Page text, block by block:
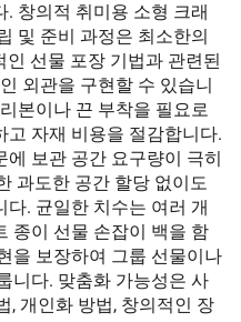
창의적 취미용 소형 크래
및 준비 과정은 최소한의
선물 포장 기법과 관련된
외관을 구현할 수 있습니
본이나 끈 부착을 필요로
자재 비용을 절감합니다.
보관 공간 요구량이 극히
과도한 공간 할당 없이도
. 균일한 치수는 여러 개
종이 선물 손잡이 백을 함
을 보장하여 그룹 선물이나
니다. 맞춤화 가능성은 사
, 개인화 방법, 창의적인 장